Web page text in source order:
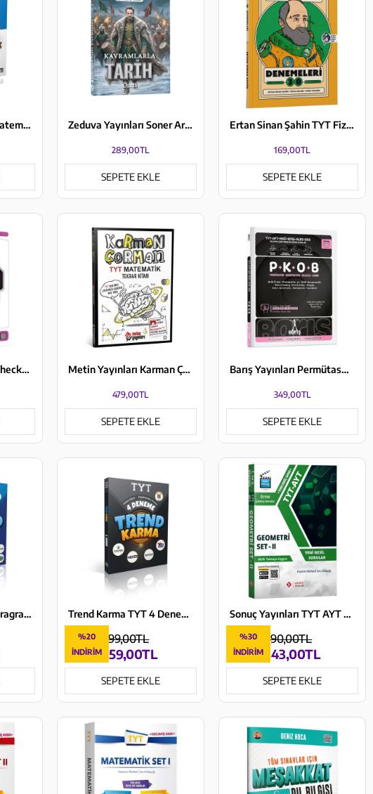
İrde Yayınları TYT Matematik 8 Denemesi Zeduva Yayınları Soner Ardıç Kavramlarla Tarih Özeti Cep Kitabı
289,00TL
SEPETE EKLE
Ertan Sinan Şahin TYT Fizik Denemeleri Video Çözümlü 30 TYT Denemesi KR Akademi Yayınları
169,00TL
SEPETE EKLE
VİP Fizik TYT Fizik Check-Up Fizik Konu Tekrarları Soru Çözümleri VİP Fizik Yayınları Metin Yayınları Karman Çorman TYT Matematik Tekrar Kitabı
479,00TL
SEPETE EKLE
Barış Yayınları Permütasyon Kombinasyon Olasılık Binom Matematik Fasikülleri
349,00TL
SEPETE EKLE
Trend Karma TYT Paragraf Denemeleri 8 Yayın 16 Deneme Trend Karma TYT 4 Deneme
%20
İNDIRIM
159,00TL
199,00TL
SEPETE EKLE
Sonuç Yayınları TYT AYT Geometri Set 2
%30
İNDIRIM
343,00TL
490,00TL
SEPETE EKLE